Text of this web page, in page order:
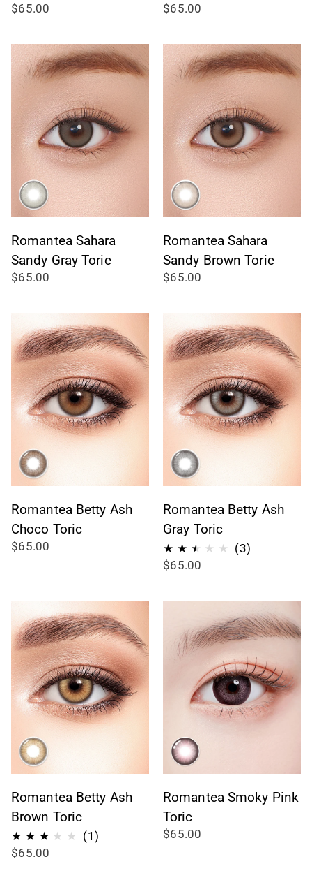
$65.00 $65.00
Romantea Sahara
Sandy Gray Toric
$65.00
Romantea Sahara
Sandy Brown Toric
$65.00
Romantea Betty Ash
Choco Toric
$65.00
Romantea Betty Ash
Gray Toric
(3)
$65.00
Romantea Betty Ash
Brown Toric
(1)
$65.00
Romantea Smoky Pink
Toric
$65.00